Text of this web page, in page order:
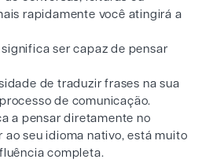
rapidamente você atingirá a
ser capaz de pensar
de traduzir frases na sua
de comunicação.
a pensar diretamente no
ao seu idioma nativo, está muito
completa.